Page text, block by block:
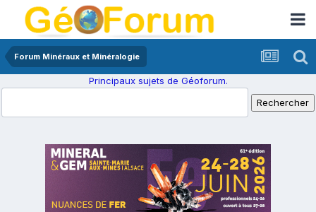
Forum Minéraux et Minéralogie
Principaux sujets de Géoforum.